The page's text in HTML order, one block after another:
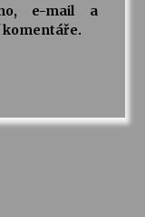
e-mail a
komentáře.